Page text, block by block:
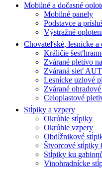
Mobilné a dočasné
Mobilné panely
Podstavce a
Výstražné
Chovateľské, lesnícke a
Králičie
Zvárané pletivo
Zváraná sieť
Lesnícke uzlové
Zvárané
Celoplastové
Stĺpiky a vzpery
Okrúhle stĺpiky
Okrúhle vzpery
Obdĺžnikové
Štvorcové stĺpiky
Stĺpiky ku
Vinohradnícke